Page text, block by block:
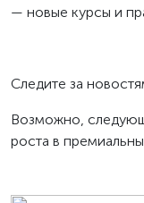
— новые курсы и
Следите за
Возможно,
роста в